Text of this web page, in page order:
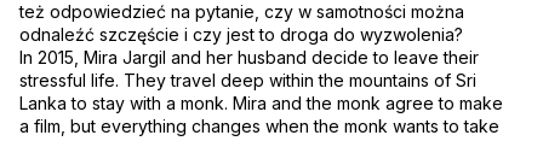
też odpowiedzieć na pytanie, czy w samotności można
odnaleźć szczęście i czy jest to droga do wyzwolenia?
In 2015, Mira Jargil and her husband decide to leave their
stressful life. They travel deep within the mountains of Sri
Lanka to stay with a monk. Mira and the monk agree to make
a film, but everything changes when the monk wants to take